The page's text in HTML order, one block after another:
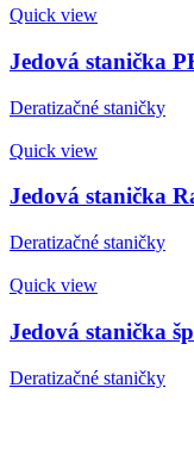
Quick view
Jedová stanička
Deratizačné staničky
Quick view
Jedová stanička
Deratizačné staničky
Quick view
Jedová stanička
Deratizačné staničky